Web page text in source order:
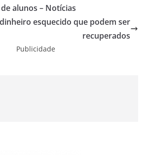
alunos – Notícias
esquecido que podem ser
recuperados
Publicidade